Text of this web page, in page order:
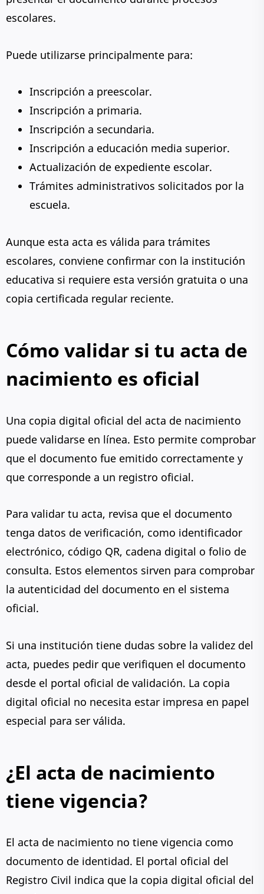
escolares.
Puede utilizarse principalmente para:
Inscripción a preescolar.
Inscripción a primaria.
Inscripción a secundaria.
Inscripción a educación media superior.
Actualización de expediente escolar.
Trámites administrativos solicitados por la
escuela.
Aunque esta acta es válida para trámites
escolares, conviene confirmar con la institución
educativa si requiere esta versión gratuita o una
copia certificada regular reciente.
Cómo validar si tu acta de
nacimiento es oficial
Una copia digital oficial del acta de nacimiento
puede validarse en línea. Esto permite comprobar
que el documento fue emitido correctamente y
que corresponde a un registro oficial.
Para validar tu acta, revisa que el documento
tenga datos de verificación, como identificador
electrónico, código QR, cadena digital o folio de
consulta. Estos elementos sirven para comprobar
la autenticidad del documento en el sistema
oficial.
Si una institución tiene dudas sobre la validez del
acta, puedes pedir que verifiquen el documento
desde el portal oficial de validación. La copia
digital oficial no necesita estar impresa en papel
especial para ser válida.
¿El acta de nacimiento
tiene vigencia?
El acta de nacimiento no tiene vigencia como
documento de identidad. El portal oficial del
Registro Civil indica que la copia digital oficial del